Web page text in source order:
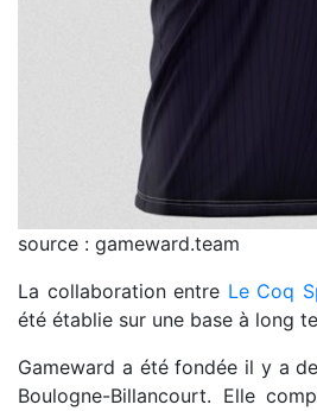
source : gameward.team
La collaboration entre Le Coq
été établie sur une base à long
Gameward a été fondée il y a
Boulogne-Billancourt. Elle